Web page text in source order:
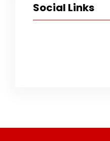
Social Links